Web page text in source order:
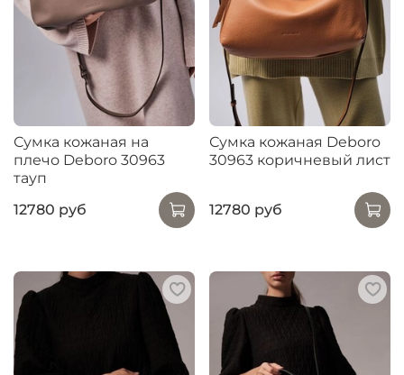
Сумка кожаная на
плечо Deboro 30963
тауп
12780 руб
Сумка кожаная Deboro
30963 коричневый лист
12780 руб